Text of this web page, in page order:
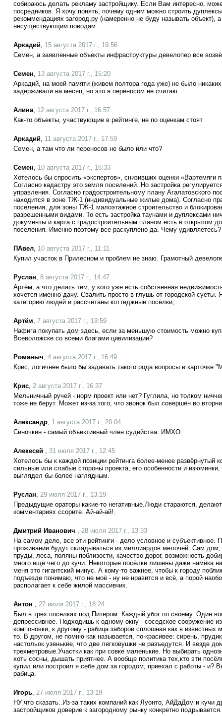
собираюсь делать рекламу застройщику. Если Вам интересно,
посредников. Я хочу понять, почему одним можно строить
рекоммендациях загород.ру (намеренно не буду называть объект),
несуществующим поводам.
Аркадий, 15 августа 2017 г., 19:56
Семён, а заявленные объекты инфраструктуры девелопер все
Семен, 13 августа 2017 г., 15:20
Аркадий, на моей памяти (живем полтора года уже) не было
задерживали на месяц, но это я переносом не считаю.
Алина, 12 августа 2017 г., 16:57
Как-то объекты, участвующие в рейтинге, не по оценкам стоят
Аркадий, 11 августа 2017 г., 17:59
Семен, а там что ли переносов не было или что?
Семен, 10 августа 2017 г., 16:33
Хотелось бы спросить «экспертов», снизивших оценки «Вартемяги
Согласно кадастру это земля поселений. Но застройка
управления. Согласно градостроительному плану Агалатовского
находится в зоне ТЖ-1 (индивидуальные жилые дома). Согласно
поселения, для зоны ТЖ-1 малоэтажное строительство и
разрешенными видами. То есть застройка таунами и дуплексами
документы и карта с градостроительным планом есть в открытом
поселения. Именно поэтому все раскуплено да. Чему удивляетесь?
ПАвел, 10 августа 2017 г., 11:11
Купил участок в Прилесном и проблем не знаю. Грамотный
Руслан, 8 августа 2017 г., 14:47
Артём, а что делать тем, у кого уже есть собственная
хочется именно дачу. Свалить просто в глушь от городской суеты.
категорию людей и рассчитаны коттеджные посёлки,
Артём, 7 августа 2017 г., 19:59
Нафига покупать дом здесь, если за меньшую стоимость можно
Всеволожске со всеми благами цивилизации?
Романыч, 4 августа 2017 г., 16:49
Крис, логичнее было бы задавать такого рода вопросы в карточке
Крис, 2 августа 2017 г., 16:37
Мельничный ручей - норм проект или нет? Гуглила, но толком
тоже не берут. Может из-за того, что звонок был совершён во
Александр, 1 августа 2017 г., 20:04
Синочкин - самый объективный член судейства. ИМХО.
Алекесей , 31 июля 2017 г., 12:45
Хотелось бы к каждой позиции рейтинга более-менее развёрнутый
сильные или слабые стороны проекта, его особенности и изюминки,
выглядел бы более наглядным.
Руслан, 29 июля 2017 г., 13:19
Предыдущие ораторы какие-то негативные.Люди стараются,
комментариях ссорите. Ай-ай-ай!.
Дмитрий Иванович , 28 июля 2017 г., 13:33
На самом деле, все эти рейтинги - дело условное и
проживании будут складываться из миллиардов мелочей. Сам дом,
пруды, леса, поляны поблизости, качество дорог, возможность
много ещё чего до кучи. Некоторые посёлки лишены даже намёка
меня это гигантский минус. А кому-то важнее, чтобы к городу
подъезде понимаю, что не моё - ну не нравится и всё, а порой
располагает к себе жилой массивчик.
Антон , 27 июля 2017 г., 18:24
Был в трех поселках под Питером. Каждый убог по своему. Один
депрессивное. Подходишь к одному окну - соседское сооружение
компоновки, к другому - рабица заборов сплошная как в известных
то. В другом, не помню как называется, по-красивее: сирень,
настольок узенькие, что две легковушки не разъедутся. И везде
трехметровые.Участки как при совке маленькие. Но выбирать
хоть сосны, дышать приятнее. А вообще политика тех,кто эти
купил или построил я себе дом за городом, приехал с работы - и?
рабица.
Игорь, 27 июля 2017 г., 13:19
НУ что сказать..Из-за таких компаний как Луонто, АйДаДом и кучи
застройщиков доверие к загородному рынку конкретно